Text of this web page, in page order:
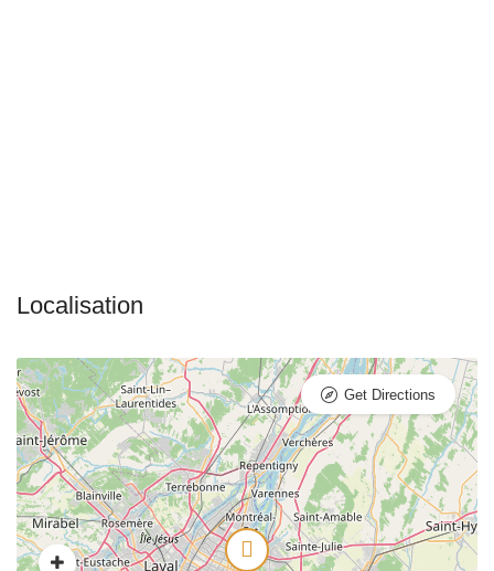
Get Directions